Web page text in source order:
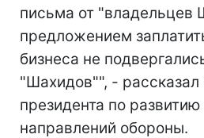
письма от "владельцев
предложением
бизнеса не
"Шахидов"", - рассказал
президента по
направлений обороны.